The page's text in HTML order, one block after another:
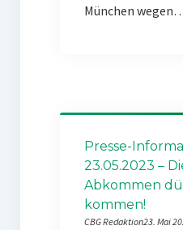
München
Presse-
23.05.2023 –
Abkommen
kommen!
CBG Redaktion23. Mai